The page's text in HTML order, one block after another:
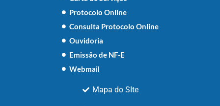
Protocolo Online
Consulta Protocolo Online
Ouvidoria
Emissão de NF-E
Webmail
Mapa do SIte